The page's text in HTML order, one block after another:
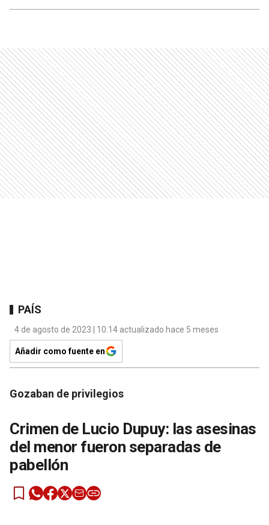
PAÍS
4 de agosto de 2023 | 10:14 actualizado hace 5 meses
Añadir como fuente en
Gozaban de privilegios
Crimen de Lucio Dupuy: las asesinas
del menor fueron separadas de
pabellón